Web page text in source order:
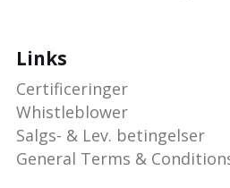
Links
Certificeringer
Whistleblower
Salgs- & Lev. betingelser
General Terms &